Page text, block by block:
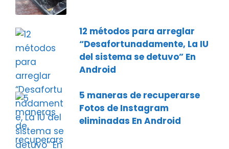
12 métodos para arreglar
“Desafortunadamente, La IU
del sistema se detuvo” En
Android
5 maneras de recuperarse
Fotos de Instagram
eliminadas En Android